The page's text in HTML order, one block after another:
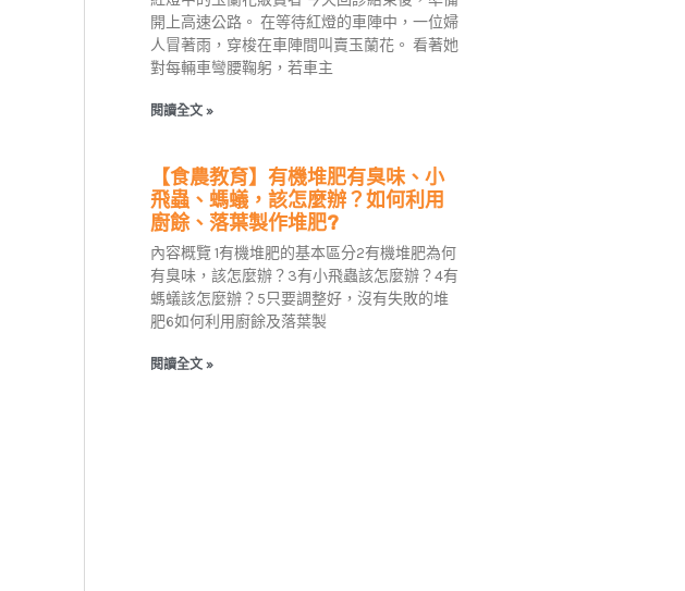
開上高速公路。 在等待紅燈的車陣中，一位婦
人冒著雨，穿梭在車陣間叫賣玉蘭花。 看著她
對每輛車彎腰鞠躬，若車主
閱讀全文 »
【食農教育】有機堆肥有臭味、小
飛蟲、螞蟻，該怎麼辦？如何利用
廚餘、落葉製作堆肥?
內容概覽 1有機堆肥的基本區分2有機堆肥為何
有臭味，該怎麼辦？3有小飛蟲該怎麼辦？4有
螞蟻該怎麼辦？5只要調整好，沒有失敗的堆
肥6如何利用廚餘及落葉製
閱讀全文 »